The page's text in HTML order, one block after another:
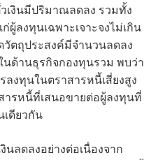
งินมีปริมาณลดลง รวมทั้ง
ผู้ลงทุนเฉพาะเจาะจงไม่เกิน
วัตถุประสงค์มีจำนวนลดลง
นด้านธุรกิจกองทุนรวม พบว่า
งทุนในตราสารหนี้เสี่ยงสูง
ารหนี้ที่เสนอขายต่อผู้ลงทุนที่
เดียวกัน
นลดลงอย่างต่อเนื่องจาก